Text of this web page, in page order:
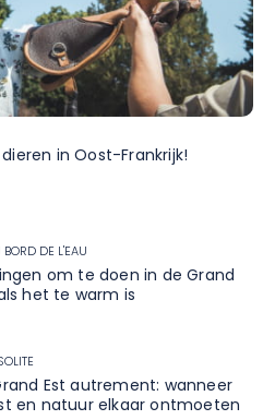
in Oost-Frankrijk!
DE L'EAU
om te doen in de Grand
het te warm is
Est autrement: wanneer
en natuur elkaar ontmoeten